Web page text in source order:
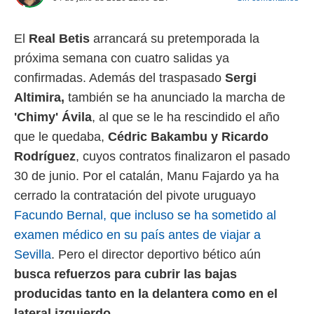
nuestra
y
de
cookies
aceptar
El Real Betis arrancará su pretemporada la
próxima semana con cuatro salidas ya
confirmadas. Además del traspasado Sergi
Altimira, también se ha anunciado la marcha de
'Chimy' Ávila, al que se le ha rescindido el año
que le quedaba, Cédric Bakambu y Ricardo
Rodríguez, cuyos contratos finalizaron el pasado
30 de junio. Por el catalán, Manu Fajardo ya ha
cerrado la contratación del pivote uruguayo
Facundo Bernal, que incluso se ha sometido al
examen médico en su país antes de viajar a
Sevilla. Pero el director deportivo bético aún
busca refuerzos para cubrir las bajas
producidas tanto en la delantera como en el